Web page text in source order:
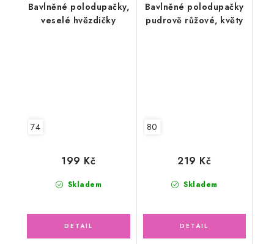
Bavlněné polodupačky,
veselé hvězdičky
74
Skladem
199 Kč
Bavlněné polodupačky
pudrově růžové, květy
80
Skladem
219 Kč